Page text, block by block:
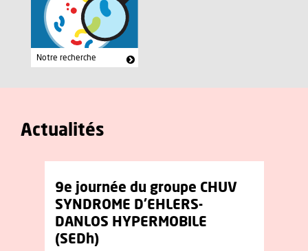
Notre recherche
Actualités
9e journée du groupe CHUV
SYNDROME D’EHLERS-
DANLOS HYPERMOBILE
(SEDh)